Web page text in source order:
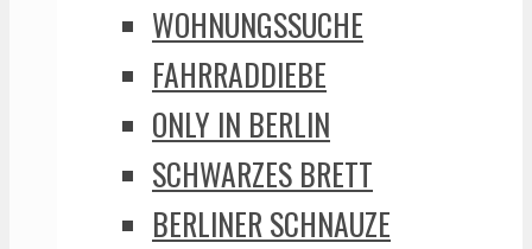
WOHNUNGSSUCHE
FAHRRADDIEBE
ONLY IN BERLIN
SCHWARZES BRETT
BERLINER SCHNAUZE